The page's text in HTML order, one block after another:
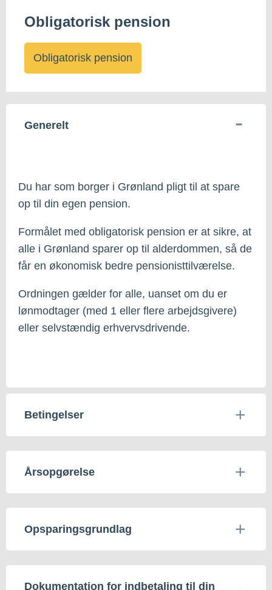
Obligatorisk pension
Obligatorisk pension
Generelt
Du har som borger i Grønland pligt til at spare
op til din egen pension.
Formålet med obligatorisk pension er at sikre, at
alle i Grønland sparer op til alderdommen, så de
får en økonomisk bedre pensionisttilværelse.
Ordningen gælder for alle, uanset om du er
lønmodtager (med 1 eller flere arbejdsgivere)
eller selvstændig erhvervsdrivende.
Betingelser
Årsopgørelse
Opsparingsgrundlag
Dokumentation for indbetaling til din